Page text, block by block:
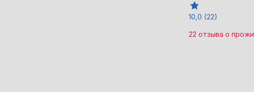
10,0 (22)
22 отзыва о